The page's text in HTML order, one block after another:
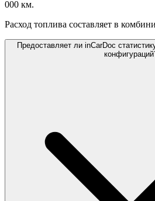
000 км.
Расход топлива составляет в
Предоставляет ли inCarDoc